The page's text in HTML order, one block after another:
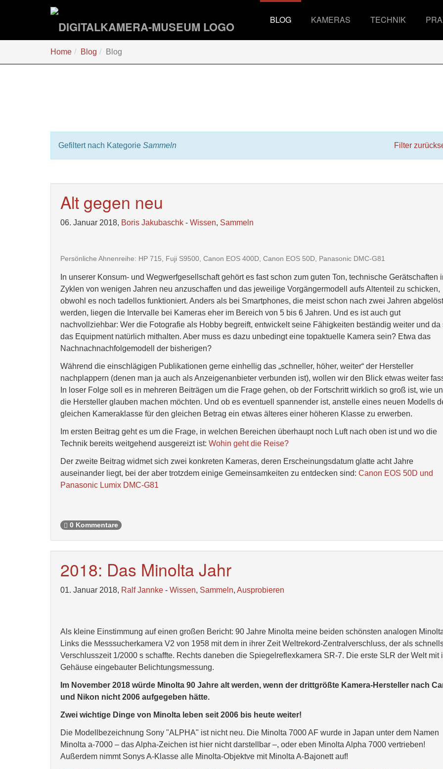
BLOG KAMERAS TECHNIK
sind
Home Blog Blog
Gefiltert nach Kategorie Sammeln Filter
Alt gegen neu
06. Januar 2018, Boris Jakubaschk - Wissen, Sammeln
Persönliche Ahnenreihe: HP 715, Fuji S9500, Canon EOS 400D, Canon EOS 50D, Panasonic DMC-G81
In unserer Konsum- und Wegwerfgesellschaft gehört es fast schon zum guten Ton, technische Gerätschaften
Zyklen von wenigen Jahren neu anzuschaffen und das jeweilige Vorgängermodell aufs Altenteil zu schicken,
obwohl es noch tadellos funktioniert. Anders als bei Smartphones, die meist schon nach zwei Jahren abgelöst
werden, liegen die Intervalle bei Kameras eher im Bereich von 5 bis 6 Jahren. Und es ist auch gut
nachvollziehbar: Wer die Fotografie als Hobby begreift, entwickelt seine Fähigkeiten beständig weiter und da
das Equipment natürlich mithalten. Aber muss es dazu unbedingt eine topaktuelle Kamera sein? Etwa das
Nachnachnachfolgemodell der bisherigen?
Während die einschlägigen Publikationen gerne einhellig das „schneller, höher, weiter“ der Hersteller
nachplappern (denen man ja auch als Anzeigenanbieter verbunden ist), wollen wir den Blick etwas weiter
In loser Folge soll es in mehreren Beiträgen um die Frage gehen, ob der Fortschritt wirklich so groß ist, wie
die Hersteller glauben machen möchten. Und ob es eventuell spannender ist, anstelle eines neuen Modells
gleichen Kameraklasse für den gleichen Betrag ein etwas älteres einer höheren Klasse zu erwerben.
Im ersten Beitrag geht es um die Frage, in welchen Bereichen überhaupt noch Luft nach oben ist und wo die
Technik bereits weitgehend ausgereizt ist: Wohin geht die Reise?
Der zweite Beitrag widmet sich zwei konkreten Kameras, deren Erscheinungsdatum glatte acht Jahre
auseinander liegt, bei der aber trotzdem einige Gemeinsamkeiten zu entdecken sind: Canon EOS 50D und
Panasonic Lumix DMC-G81
0 Kommentare
2018: Das Minolta Jahr
01. Januar 2018, Ralf Jannke - Wissen, Sammeln, Ausprobieren
Als kleine Einstimmung auf einen großen Bericht: 90 Jahre Minolta meine beiden schönsten analogen
Links die Messsucherkamera V2 von 1958 mit dem in ihrer Zeit Weltrekord-Zentralverschluss, der als
Verschlusszeit 1/2000 s schaffte. Rechts daneben die Spiegelreflexkamera SR-7. Die erste SLR der Welt mit
Gehäuse eingebauter Belichtungsmessung.
Im November 2018 würde Minolta 90 Jahre alt werden, wenn der drittgrößte Kamera-Hersteller nach
und Nikon nicht 2006 aufgegeben hätte.
Zwei wichtige Dinge von Minolta leben seit 2006 bis heute weiter!
Die Modellbezeichnung Sony "ALPHA" ist nicht neu. Die Minolta 7000 AF wurde in Japan unter dem Namen
Minolta a-7000 – das Alpha-Zeichen ist hier nicht darstellbar –, oder eben Minolta Alpha 7000 vertrieben!
Außerdem nimmt Sonys A-Klasse alle Minolta-Objektve mit Minolta A-Bajonett auf!